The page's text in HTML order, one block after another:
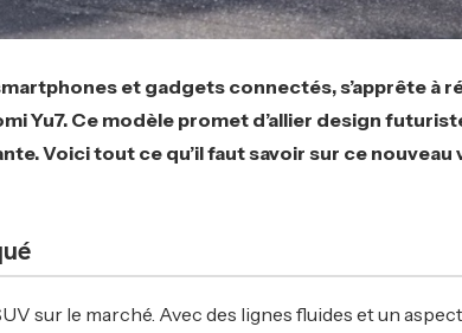
et gadgets connectés, s’apprête à
Yu7. Ce modèle promet d’allier design
Voici tout ce qu’il faut savoir sur ce nouveau
sur le marché. Avec des lignes fluides et un